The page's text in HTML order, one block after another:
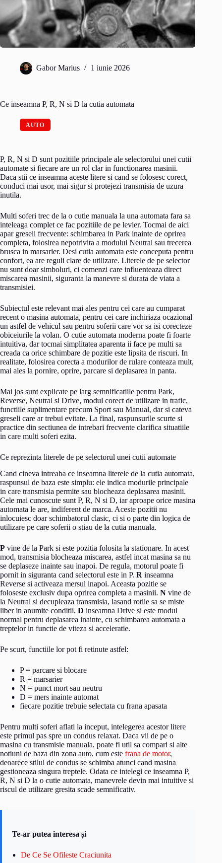
Gabor Marius 1 iunie 2026
Ce inseamna P, R, N si D la cutia automata
AUTO
P, R, N si D sunt pozitiile principale ale selectorului unei cutii
automate si fiecare are un rol clar in functionarea masinii.
Daca stii ce inseamna aceste litere si cand se folosesc corect,
conduci mai usor, mai sigur si protejezi transmisia de uzura
inutila.
Multi soferi trec de la o cutie manuala la una automata fara sa
inteleaga complet ce fac pozitiile de pe levier. Tocmai de aici
apar greseli frecvente: schimbarea in Park inainte de oprirea
completa, folosirea nepotrivita a modului Neutral sau trecerea
brusca in marsarier. Desi cutia automata este conceputa pentru
confort, ea are reguli clare de utilizare. Literele de pe selector
nu sunt doar simboluri, ci comenzi care influenteaza direct
miscarea masinii, siguranta la manevre si durata de viata a
transmisiei.
Subiectul este relevant mai ales pentru cei care au cumparat
recent o masina automata, pentru cei care inchiriaza ocazional
un astfel de vehicul sau pentru soferii care vor sa isi corecteze
obiceiurile la volan. O cutie automata moderna poate fi foarte
intuitiva, dar tocmai simplitatea aparenta ii face pe multi sa
creada ca orice schimbare de pozitie este lipsita de riscuri. In
realitate, folosirea corecta a modurilor de rulare conteaza mult,
mai ales la pornire, oprire, parcare si deplasarea in panta.
Mai jos sunt explicate pe larg semnificatiile pentru Park,
Reverse, Neutral si Drive, modul corect de utilizare in trafic,
functiile suplimentare precum Sport sau Manual, dar si cateva
greseli care ar trebui evitate. La final, raspunsurile scurte si
practice din sectiunea de intrebari frecvente clarifica situatiile
in care multi soferi ezita.
Ce reprezinta literele de pe selectorul unei cutii automate
Cand cineva intreaba ce inseamna literele de la cutia automata,
raspunsul de baza este simplu: ele indica modurile principale
in care transmisia permite sau blocheaza deplasarea masinii.
Cele mai cunoscute sunt P, R, N si D, iar aproape orice masina
automata le are, indiferent de marca. Aceste pozitii nu
inlocuiesc doar schimbatorul clasic, ci si o parte din logica de
utilizare pe care soferii o stiau de la cutia manuala.
P vine de la Park si este pozitia folosita la stationare. In acest
mod, transmisia blocheaza miscarea, astfel incat masina sa nu
se deplaseze inainte sau inapoi. De regula, motorul poate fi
pornit in siguranta cand selectorul este in P. R inseamna
Reverse si activeaza mersul inapoi. Aceasta pozitie se
foloseste exclusiv dupa oprirea completa a masinii. N vine de
la Neutral si decupleaza transmisia, lasand rotile sa se miste
liber in anumite conditii. D inseamna Drive si este modul
normal pentru deplasarea inainte, cu schimbarea automata a
treptelor in functie de viteza si acceleratie.
Pe scurt, functiile lor pot fi retinute astfel:
P = parcare si blocare
R = marsarier
N = punct mort sau neutru
D = mers inainte automat
fiecare pozitie trebuie selectata cu frana apasata
Pentru multi soferi aflati la inceput, intelegerea acestor litere
este primul pas spre un condus relaxat. Daca vii de pe o
masina cu transmisie manuala, poate fi util sa compari si alte
notiuni de baza din zona auto, cum este frana de motor,
deoarece stilul de condus se schimba atunci cand masina
gestioneaza singura treptele. Odata ce intelegi ce inseamna P,
R, N si D la o cutie automata, manevrele devin mai intuitive si
riscul de utilizare gresita scade semnificativ.
Te-ar putea interesa și
De Ce Se Ofileste Craciunita